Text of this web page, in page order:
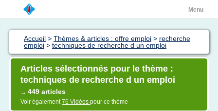
Menu
Accueil > Thèmes & articles : offre emploi > recherche
emploi > techniques de recherche d un emploi
Articles sélectionnés pour le thème :
techniques de recherche d un emploi
→ 449 articles
Voir également76 Vidéos pour ce thème